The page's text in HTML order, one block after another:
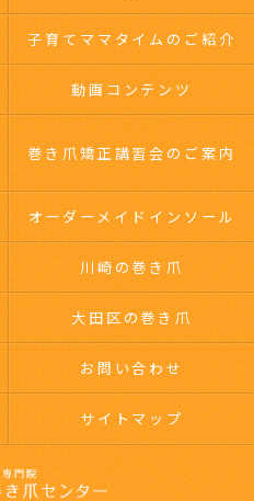
子育てママタイムのご紹介
動画コンテンツ
巻き爪矯正講習会のご案内
オーダーメイドインソール
川崎の巻き爪
大田区の巻き爪
お問い合わせ
サイトマップ